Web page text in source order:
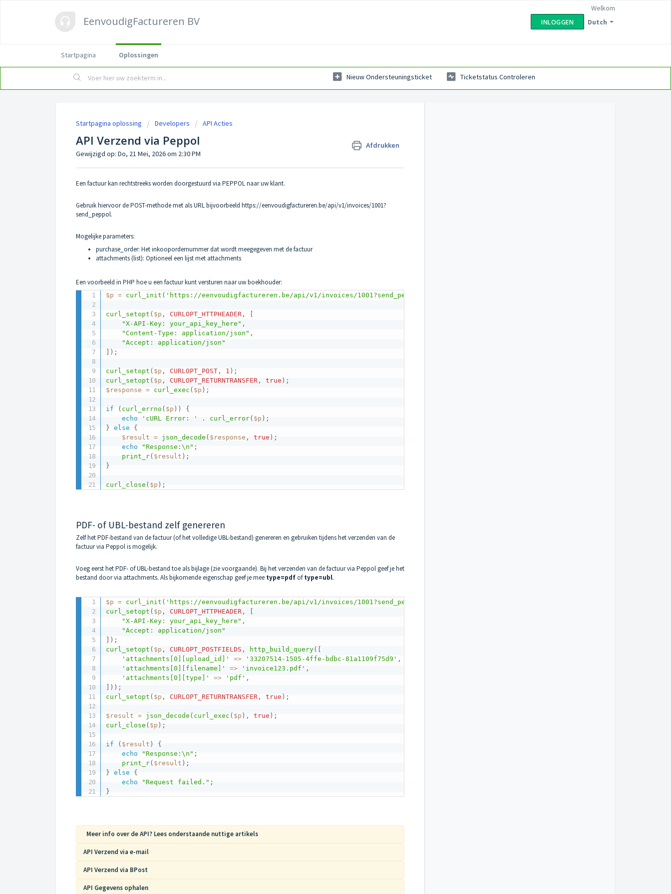
EenvoudigFactureren BV Dutch
Welkom
INLOGGEN
Startpagina Oplossingen
Nieuw Ondersteuningsticket Ticketstatus Controleren
Startpagina oplossing Developers API Acties
API Verzend via Peppol
Afdrukken
Gewijzigd op: Do, 21 Mei, 2026 om 2:30 PM
Een factuur kan rechtstreeks worden doorgestuurd via PEPPOL naar uw klant.
Gebruik hiervoor de POST-methode met als URL bijvoorbeeld https://eenvoudigfactureren.be/api/v1/invoices/1001?
send_peppol.
Mogelijke parameters:
purchase_order: Het inkoopordernummer dat wordt meegegeven met de factuur
attachments (list): Optioneel een lijst met attachments
Een voorbeeld in PHP hoe u een factuur kunt versturen naar uw boekhouder:
$p = curl_init ( 'https://eenvoudigfactureren.be/api/v1/invoices/1001?send_peppol'
curl_setopt ( $p , CURLOPT_HTTPHEADER ,
"X-API-Key: your_api_key_here" ,
"Content-Type: application/json" ,
"Accept: application/json"
) ;
curl_setopt ( $p , CURLOPT_POST , 1 ) ;
curl_setopt ( $p , CURLOPT_RETURNTRANSFER , true ) ;
$response
= curl_exec ( $p ) ;
if ( curl_errno ( $p ) )
{
echo
'cURL Error: ' . curl_error( $p ) ;
}
else
{
$result
= json_decode ( $response , true ) ;
echo
"Response:\n" ;
print_r( $result ) ;
}
curl_close ( $p ) ;
PDF- of UBL-bestand zelf genereren
Zelf het PDF-bestand van de factuur (of het volledige UBL-bestand) genereren en gebruiken tijdens het verzenden van de
factuur via Peppol is mogelijk.
Voeg eerst het PDF- of UBL-bestand toe als bijlage (zie voorgaande). Bij het verzenden van de factuur via Peppol geef je het
bestand door via attachments. Als bijkomende eigenschap geef je mee type=pdfoftype=ubl.
$p = curl_init ( 'https://eenvoudigfactureren.be/api/v1/invoices/1001?send_peppol'
curl_setopt ( $p , CURLOPT_HTTPHEADER ,
[
"X-API-Key: your_api_key_here" ,
"Accept: application/json"
] ) ;
curl_setopt ( $p , CURLOPT_POSTFIELDS , http_build_query( [
'attachments[0][upload_id]'
=> '33207514-1505-4ffe-bdbc-81a1109f75d9' ,
'attachments[0][filename]'
=> 'invoice123.pdf' ,
'attachments[0][type]'
=> 'pdf' ,
] ) ) ;
curl_setopt ( $p , CURLOPT_RETURNTRANSFER , true ) ;
$result = json_decode ( curl_exec ( $p ) , true ) ;
curl_close ( $p ) ;
if ( $result )
{
echo
"Response:\n" ;
print_r( $result ) ;
}
else
{
echo
"Request failed." ;
}
Meer info over de API? Lees onderstaande nuttige artikels
API Verzend via e-mail
API Verzend via BPost
API Gegevens ophalen